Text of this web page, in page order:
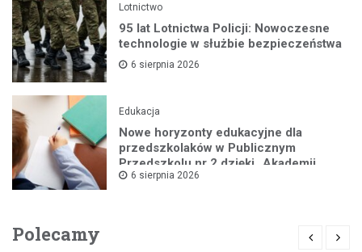
Lotnictwo
95 lat Lotnictwa Policji: Nowoczesne
technologie w służbie bezpieczeństwa
6 sierpnia 2026
Edukacja
Nowe horyzonty edukacyjne dla
przedszkolaków w Publicznym
Przedszkolu nr 2 dzięki „Akademii
Super Przedszkolaka”
6 sierpnia 2026
Polecamy